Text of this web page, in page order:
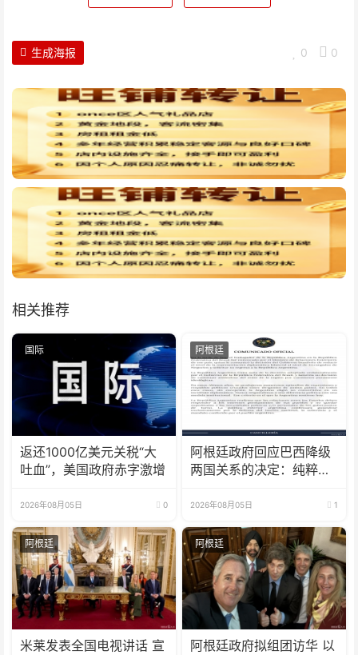
0 0
生成海报
相关推荐
国际
返还1000亿美元关税“大
吐血”，美国政府赤字激增
2026年08月05日 0
阿根廷
阿根廷政府回应巴西降级
两国关系的决定：纯粹意
2026年08月05日 1
阿根廷
米莱发表全国电视讲话 宣
阿根廷
阿根廷政府拟组团访华 以